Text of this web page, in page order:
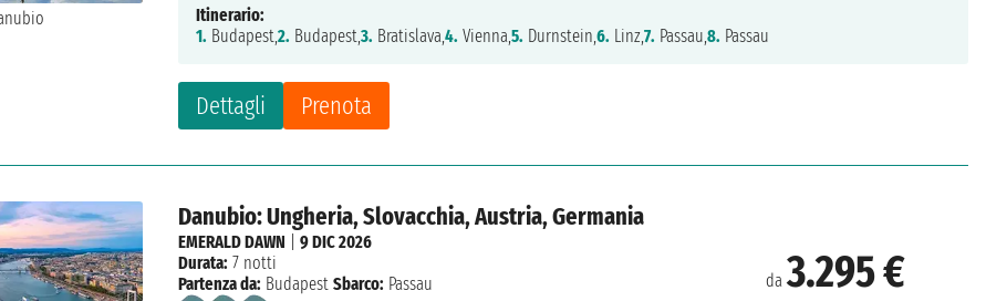
Dettagli Prenota
Itinerario:
1. Budapest,2. Budapest,3. Bratislava,4. Vienna,5. Durnstein,6. Linz,7. Passau,8. Passau
Danubio: Ungheria, Slovacchia, Austria, Germania
da3.295 €
EMERALD DAWN |9 DIC 2026
Durata: 7 notti
Partenza da: Budapest Sbarco: Passau